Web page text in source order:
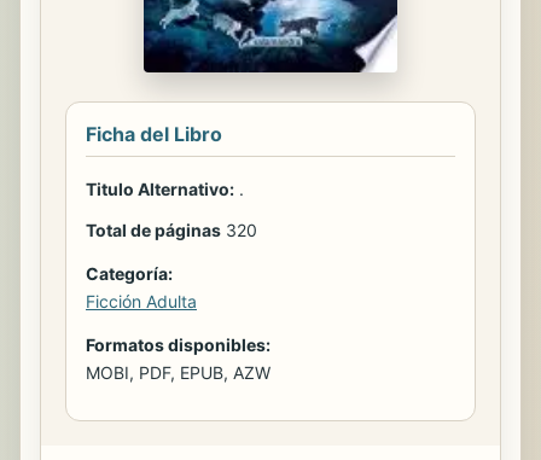
Ficha del Libro
Titulo Alternativo: .
Total de páginas 320
Categoría:
Ficción Adulta
Formatos disponibles:
MOBI, PDF, EPUB, AZW